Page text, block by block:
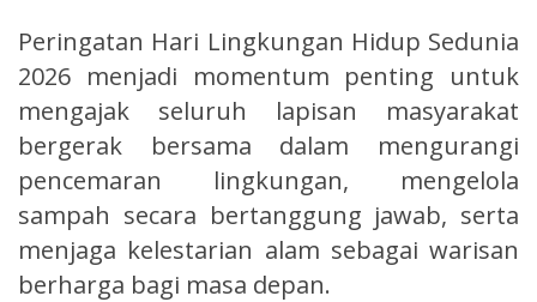
Peringatan Hari Lingkungan Hidup Sedunia
2026 menjadi momentum penting untuk
mengajak seluruh lapisan masyarakat
bergerak bersama dalam mengurangi
pencemaran lingkungan, mengelola
sampah secara bertanggung jawab, serta
menjaga kelestarian alam sebagai warisan
berharga bagi masa depan.